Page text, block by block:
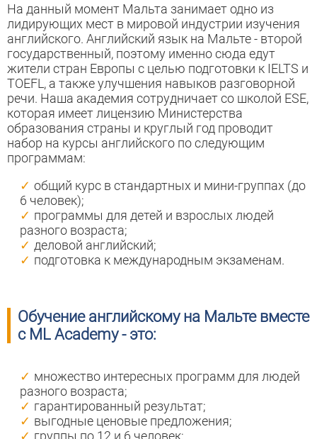
На данный момент Мальта занимает одно из
лидирующих мест в мировой индустрии изучения
английского. Английский язык на Мальте - второй
государственный, поэтому именно сюда едут
жители стран Европы с целью подготовки к IELTS и
TOEFL, а также улучшения навыков разговорной
речи. Наша академия сотрудничает со школой ESE,
которая имеет лицензию Министерства
образования страны и круглый год проводит
набор на курсы английского по следующим
программам:
общий курс в стандартных и мини-группах (до
6 человек);
программы для детей и взрослых людей
разного возраста;
деловой английский;
подготовка к международным экзаменам.
Обучение английскому на Мальте вместе
с ML Academy - это:
множество интересных программ для людей
разного возраста;
гарантированный результат;
выгодные ценовые предложения;
группы по 12 и 6 человек;